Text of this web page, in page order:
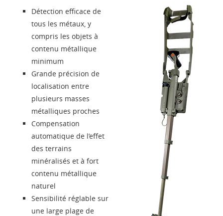
Présentation
Contacts
Login
Langue
Détection efficace de
tous les métaux, y
compris les objets à
contenu métallique
minimum
Grande précision de
localisation entre
plusieurs masses
métalliques proches
Compensation
automatique de l’effet
des terrains
minéralisés et à fort
contenu métallique
naturel
Sensibilité réglable sur
une large plage de